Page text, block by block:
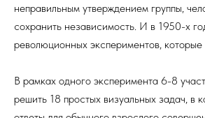
неправильным утверждением группы,
сохранить независимость. И в 1950-х
революционных экспериментов, которые
В рамках одного эксперимента 6-8
решить 18 простых визуальных задач, в